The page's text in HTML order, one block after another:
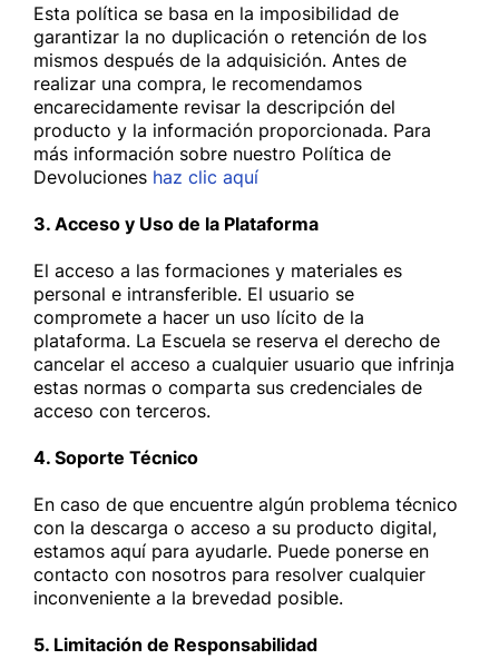
Esta política se basa en la imposibilidad de
garantizar la no duplicación o retención de los
mismos después de la adquisición. Antes de
realizar una compra, le recomendamos
encarecidamente revisar la descripción del
producto y la información proporcionada. Para
más información sobre nuestro Política de
Devoluciones haz clic aquí
3. Acceso y Uso de la Plataforma
El acceso a las formaciones y materiales es
personal e intransferible. El usuario se
compromete a hacer un uso lícito de la
plataforma. La Escuela se reserva el derecho de
cancelar el acceso a cualquier usuario que infrinja
estas normas o comparta sus credenciales de
acceso con terceros.
4. Soporte Técnico
En caso de que encuentre algún problema técnico
con la descarga o acceso a su producto digital,
estamos aquí para ayudarle. Puede ponerse en
contacto con nosotros para resolver cualquier
inconveniente a la brevedad posible.
5. Limitación de Responsabilidad